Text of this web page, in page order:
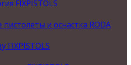
FIXPISTOLS
и оснастка RODA
FIXPISTOLS